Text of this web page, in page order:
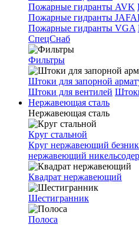
Пожарные гидранты AVK
Пожарные гидранты
Пожарные гидранты VGA
СпецСнаб
Фильтры
Штоки для запорной
Штоки для вентилей
Нержавеющая сталь
Нержавеющая сталь
Круг стальной
Круг нержавеющий
нержавеющий
Квадрат нержавеющий
Шестигранник
Полоса